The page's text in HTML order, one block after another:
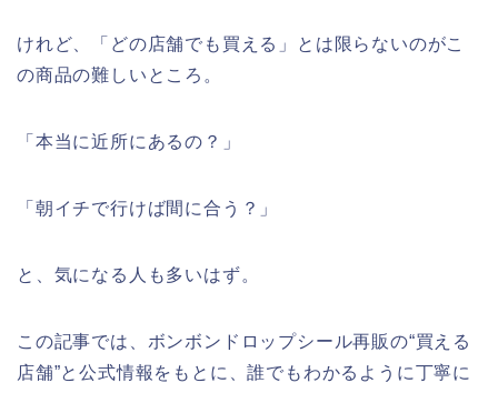
けれど、「どの店舗でも買える」とは限らないのがこ
の商品の難しいところ。
「本当に近所にあるの？」
「朝イチで行けば間に合う？」
と、気になる人も多いはず。
この記事では、ボンボンドロップシール再販の“買える
店舗”と公式情報をもとに、誰でもわかるように丁寧に